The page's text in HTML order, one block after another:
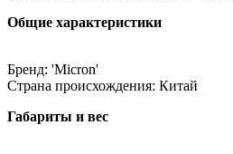
Общие характеристики
Бренд: 'Micron'
Страна происхождения: Китай
Габариты и вес